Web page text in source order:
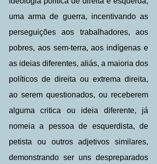
uma arma de guerra, incentivando as
perseguições aos trabalhadores, aos
pobres, aos sem-terra, aos indígenas e
as ideias diferentes, aliás, a maioria dos
políticos de direita ou extrema direita,
ao serem questionados, ou receberem
alguma critica ou ideia diferente, já
nomeia a pessoa de esquerdista, de
petista ou outros adjetivos similares,
demonstrando ser uns despreparados